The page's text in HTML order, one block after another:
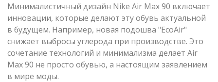
Минималистичный дизайн Nike Air Max 90 включает
инновации, которые делают эту обувь актуальной
в будущем. Например, новая подошва "EcoAir"
снижает выбросы углерода при производстве. Это
сочетание технологий и минимализма делает Air
Max 90 не просто обувью, а настоящим заявлением
в мире моды.